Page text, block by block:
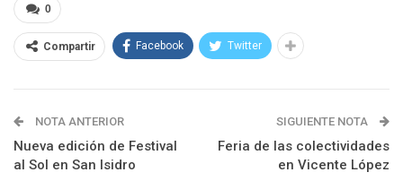
0
Compartir Facebook Twitter
NOTA ANTERIOR
Nueva edición de Festival
al Sol en San Isidro
SIGUIENTE NOTA
Feria de las colectividades
en Vicente López